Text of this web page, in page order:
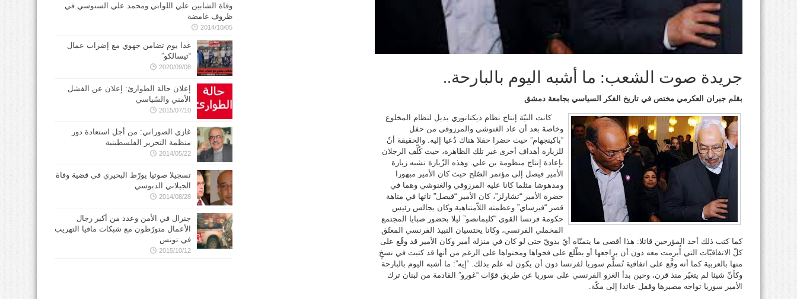
جريدة صوت الشعب: ما أشبه اليوم بالبارحة..
بقلم جبران العكرمي مختص في تاريخ الفكر السياسي بجامعة دمشق
كانت النيّة إنتاج نظام ديكتاتوري بديل لنظام المخلوع
وخاصة بعد أن عاد الغنوشي والمرزوقي من حفل
“باكينجهام” حيث حضرا حفلا هناك دُعيا إليه. والحقيقة أنّ
للزيارة أهداف أخرى غير تلك الظاهرة، حيث كُلِّف الرجلان
بإعادة إنتاج منظومة بن علي. وهذه الزّيارة تشبه زيارة
الأمير فيصل إلى مؤتمر الصّلح حيث كان الأمير مبهورا
ومدهوشا مثلما كانا عليه المرزوقي والغنوشي وهما في
حضرة الأمير “تشارلز”، كان الأمير “فيصل” تائها في متاهة
قصر “فيرساي” وعظمته اللاّمتناهية وكان يجالس رئيس
حكومة فرنسا القوي “كليمانصو” ليلا بحضور صبايا المجتمع
المخملي الفرنسي، وكانا يحتسيان النبيذ الفرنسي المعتّق
كما كتب ذلك أحد المؤرخين قائلا: هذا أقصى ما يتمنّاه أيّ بدويّ حتى لو كان في منزلة أمير وكان الأمير قد وقّع على
كلّ الاتفاقيّات التي أُبرمت معه دون أن يراجعها أو يطّلع على فحواها ومحتواها على الرغم من أنها قد كتبت في نسخٍ
منها بالعربية كما أنه وقَّع على اتفاقية تُسلَّم سوريا لفرنسا دون أن يكون له علم بذلك. “إيه”: ما أشبه اليوم بالبارحة
وكأنّ شيئا لم يتغيّر منذ قرن، وحين بدأ الغزو الفرنسي على سوريا عن طريق قوّات “غورو” القادمة من لبنان ترك
الأمير سوريا تواجه مصيرها وقفل عائدا إلى مكّة.
وفاة الشابين علي اللواتي ومحمد علي السنوسي في
ظروف غامضة
2014/10/05
غدا يوم تضامن جهوي مع إضراب عمال
“تيسالكو”
2020/09/08
إعلان حالة الطوارئ: إعلان عن الفشل
الأمني والسّياسي
2015/07/10
غازي الصوراني: من أجل استعادة دور
منظمة التحرير الفلسطينية
2014/05/22
تسجيلا صوتيا يورّط البحيري في قضية وفاة
الجيلاني الدبوسي
2014/08/28
جنرال في الأمن وعدد من أكبر رجال
الأعمال متورّطون مع شبكات مافيا التهريب
في تونس
2015/10/12